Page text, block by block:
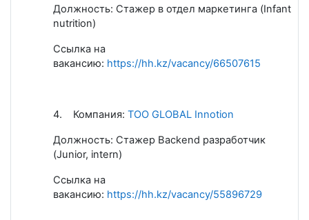
Должность: Стажер в отдел маркетинга (Infant
nutrition)
Ссылка на
вакансию: https://hh.kz/vacancy/66507615
4. Компания: ТОО GLOBAL Innotion
Должность: Стажер Backend разработчик
(Junior, intern)
Ссылка на
вакансию: https://hh.kz/vacancy/55896729